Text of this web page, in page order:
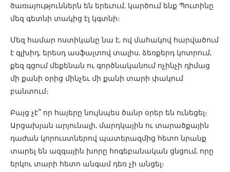
ծառայություններն են երեւում, կարծում ենք Պուտինը
մեզ գետնի տակից էլ կգտնի։
Մեզ համար ոստիկանը նա է, ով մահակով հարվածում
է գլխիդ, երեսդ ասֆալտով տալիս, ձեռքերդ կոտրում,
քեզ գցում մեքենան ու գործնականում ոչինչի դիմաց
մի քանի օրից մինչեւ մի քանի տարի փակում
բանտում։
Բայց չէ՞ որ հայերը նույնպես ծանր օրեր են ունեցել։
Արցախյան արյունալի, մարդկային ու տարածքային
դաժան կորուստներով պատերազմից հետո նրանք
տարել են ազգային խորը հոգեբանական ցնցում, որը
երկու տարի հետո անգամ դեռ չի անցել։